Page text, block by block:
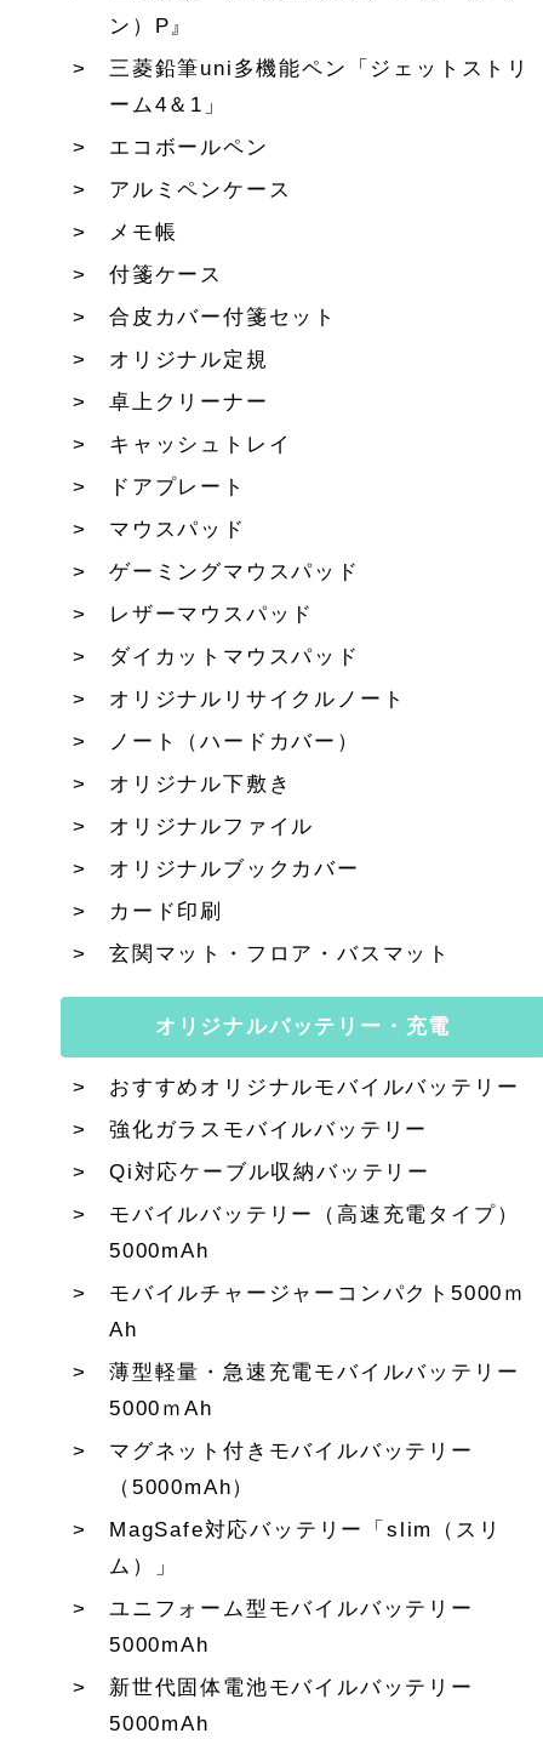
ン）P』
三菱鉛筆uni多機能ペン「ジェットストリ
ーム4＆1」
エコボールペン
アルミペンケース
メモ帳
付箋ケース
合皮カバー付箋セット
オリジナル定規
卓上クリーナー
キャッシュトレイ
ドアプレート
マウスパッド
ゲーミングマウスパッド
レザーマウスパッド
ダイカットマウスパッド
オリジナルリサイクルノート
ノート（ハードカバー）
オリジナル下敷き
オリジナルファイル
オリジナルブックカバー
カード印刷
玄関マット・フロア・バスマット
オリジナルバッテリー・充電
おすすめオリジナルモバイルバッテリー
強化ガラスモバイルバッテリー
Qi対応ケーブル収納バッテリー
モバイルバッテリー（高速充電タイプ）
5000mAh
モバイルチャージャーコンパクト5000ｍ
Ah
薄型軽量・急速充電モバイルバッテリー
5000ｍAh
マグネット付きモバイルバッテリー
（5000mAh）
MagSafe対応バッテリー「slim（スリ
ム）」
ユニフォーム型モバイルバッテリー
5000mAh
新世代固体電池モバイルバッテリー
5000mAh